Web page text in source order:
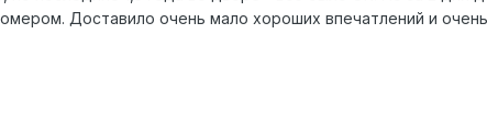
Доставило очень мало хороших впечатлений и